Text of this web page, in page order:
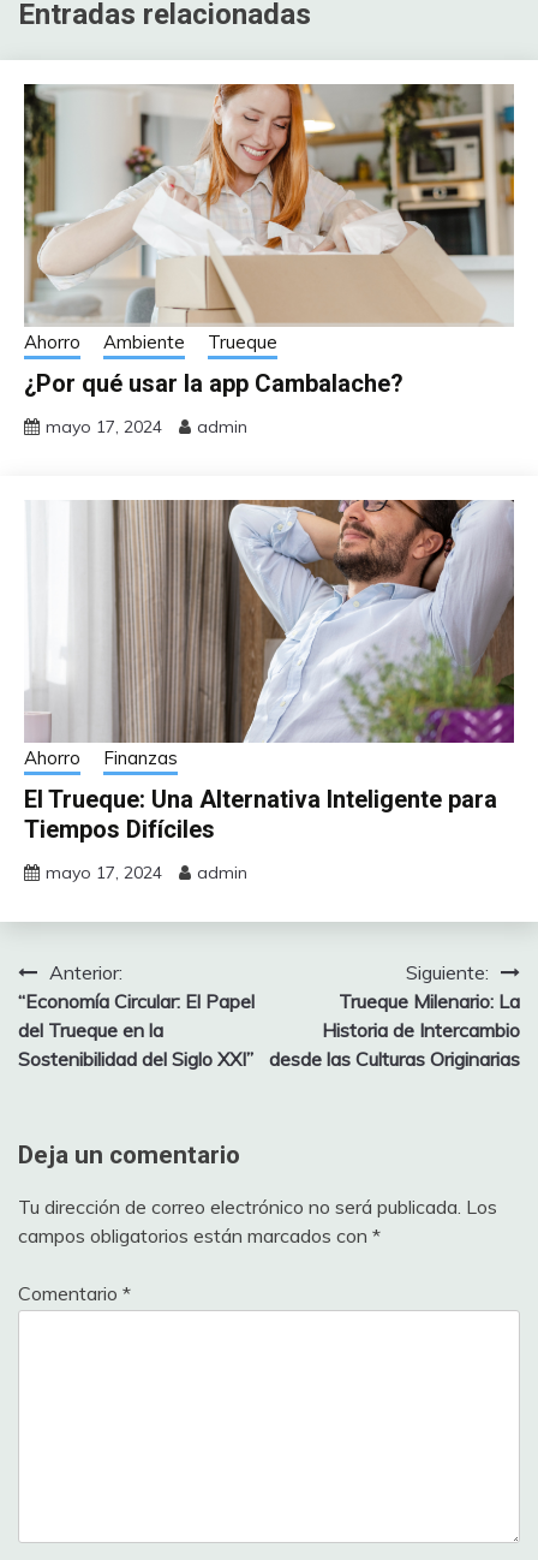
Entradas relacionadas
Ahorro Ambiente Trueque
¿Por qué usar la app Cambalache?
mayo 17, 2024 admin
Ahorro Finanzas
El Trueque: Una Alternativa Inteligente para
Tiempos Difíciles
mayo 17, 2024 admin
Navegación
de
entradas
Anterior:
“Economía Circular: El Papel
del Trueque en la
Sostenibilidad del Siglo XXI”
Siguiente:
Trueque Milenario: La
Historia de Intercambio
desde las Culturas Originarias
Deja un comentario
Tu dirección de correo electrónico no será publicada. Los
campos obligatorios están marcados con *
Comentario *